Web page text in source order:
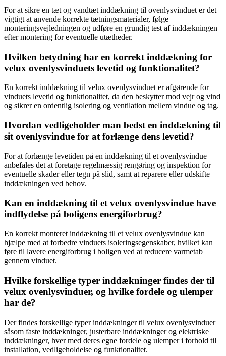
For at sikre en tæt og vandtæt inddækning til ovenlysvinduet er det
vigtigt at anvende korrekte tætningsmaterialer, følge
monteringsvejledningen og udføre en grundig test af inddækningen
efter montering for eventuelle utætheder.
Hvilken betydning har en korrekt inddækning for
velux ovenlysvinduets levetid og funktionalitet?
En korrekt inddækning til velux ovenlysvinduet er afgørende for
vinduets levetid og funktionalitet, da den beskytter mod vejr og vind
og sikrer en ordentlig isolering og ventilation mellem vindue og tag.
Hvordan vedligeholder man bedst en inddækning til
sit ovenlysvindue for at forlænge dens levetid?
For at forlænge levetiden på en inddækning til et ovenlysvindue
anbefales det at foretage regelmæssig rengøring og inspektion for
eventuelle skader eller tegn på slid, samt at reparere eller udskifte
inddækningen ved behov.
Kan en inddækning til et velux ovenlysvindue have
indflydelse på boligens energiforbrug?
En korrekt monteret inddækning til et velux ovenlysvindue kan
hjælpe med at forbedre vinduets isoleringsegenskaber, hvilket kan
føre til lavere energiforbrug i boligen ved at reducere varmetab
gennem vinduet.
Hvilke forskellige typer inddækninger findes der til
velux ovenlysvinduer, og hvilke fordele og ulemper
har de?
Der findes forskellige typer inddækninger til velux ovenlysvinduer
såsom faste inddækninger, justerbare inddækninger og elektriske
inddækninger, hver med deres egne fordele og ulemper i forhold til
installation, vedligeholdelse og funktionalitet.